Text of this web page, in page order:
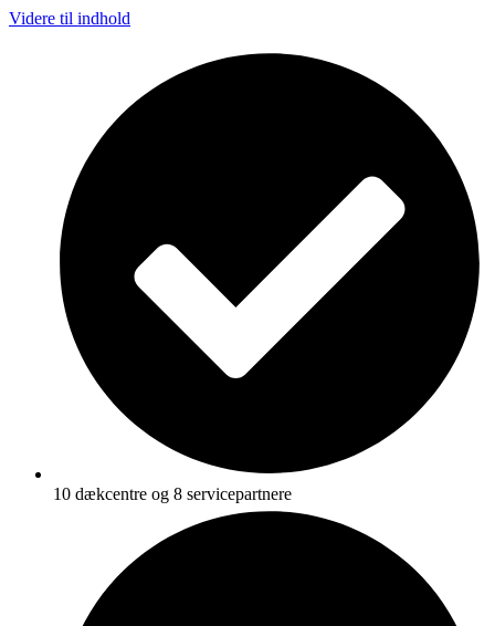
Videre til indhold
10 dækcentre og 8 servicepartnere